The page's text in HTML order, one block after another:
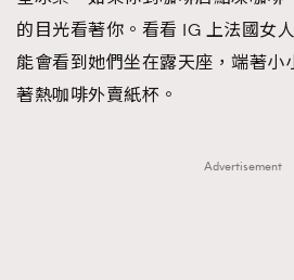
的目光看著你。看看 IG 上法國女
能會看到她們坐在露天座，端著小
著熱咖啡外賣紙杯。
Advertisement